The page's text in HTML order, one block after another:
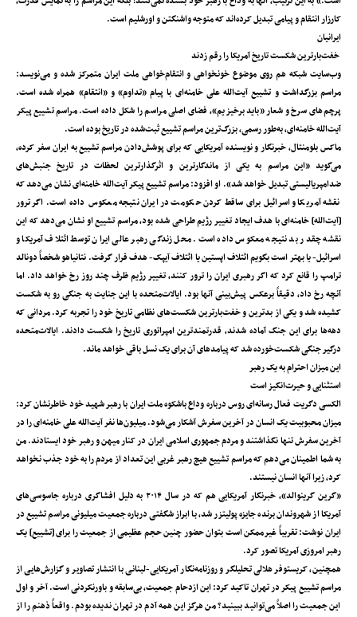
کارزار انتقام و پیامی تبدیل کرده‌اند که متوجه واشنگتن و اورشلیم است.
ایرانیان
خفت‌بارترین شکست‌ ‌تاریخ آمریکا را رقم زدند
وب‌سایت شبکه هم روی موضوع خونخواهی و انتقام‌خواهی ملت ایران متمرکز شده و می‌نویسد:
مراسم بزرگداشت و تشییع آیت‌الله علی خامنه‌ای با پیام «تداوم» و «انتقام» همراه شده است.
پرچم‌های سرخ و شعار «باید برخیزیم»، فضای اصلی مراسم را شکل داده است. مراسم تشییع پیکر
آیت‌الله خامنه‌ای، به‌طور رسمی، بزرگ‌ترین مراسم تشییع ثبت‌شده در تاریخ بوده است.
ماکس بلومنتال، خبرنگار و نویسنده آمریکایی که برای پوشش‌دادن مراسم تشییع به ایران سفر کرده،
می‌گوید «این مراسم به یکی از ماندگارترین و اثرگذارترین لحظات در تاریخ جنبش‌های
ضدامپریالیستی تبدیل خواهد شد». او افزود: مراسم تشییع پیکر آیت‌الله خامنه‌ای نشان می‌دهد که
نقشه آمریکا و اسرائیل برای ساقط کردن حکومت در ایران نتیجه معکوس داده است. اگر ترور
[آیت‌الله] خامنه‌ای با هدف ایجاد تغییر رژیم طراحی شده بود، مراسم تشییع او نشان می‌دهد که این
نقشه چقدر بد نتیجه معکوس داده است. محل زندگی رهبر عالی ایران توسط ائتلاف آمریکا و
اسرائیل- یا بهتر است بگویم ائتلاف اپستین یا ائتلاف آیپک- هدف قرار گرفت. نتانیاهو شخصاً دونالد
ترامپ را قانع کرد که اگر رهبری ایران را ترور کنند، تغییر رژیم ظرف چند روز رخ خواهد داد. اما
آنچه رخ داد، دقیقاً برعکس پیش‌بینی آنها بود. ایالات‌متحده با این جنایت به جنگی رو به شکست
کشیده شد و یکی از بدترین و خفت‌بارترین شکست‌های نظامی تاریخ خود را تجربه کرد. مردانی که
دهه‌ها برای این جنگ آماده شدند، قدرتمندترین امپراتوری تاریخ را شکست دادند. ایالات‌متحده
درگیر جنگی شکست‌خورده شد که پیامدهای آن برای یک نسل باقی خواهد ماند.
این میزان احترام به یک رهبر
استثنایی و حیرت‌انگیز است
الکسی دگریت فعال رسانه‌ای روس درباره وداع باشکوه ملت ایران با رهبر شهید خود خاطرنشان کرد:
میزان محبوبیت یک انسان در آخرین سفرش آشکار می‌شود. میلیون‌ها نفر آیت‌الله علی خامنه‌ای را در
آخرین سفرش تنها نگذاشتند و مردم جمهوری اسلامی ایران در کنار میهن و رهبر خود ایستادند. من
به شما اطمینان می‌دهم که مراسم تشییع هیچ رهبر غربی این تعداد از مردم را به خود جذب نخواهد
کرد، زیرا آنها انسان نیستند.
«گرین گرینوالد»، خبرنگار آمریکایی هم که در سال ۲۰۱۴ به دلیل افشاگری درباره جاسوسی‌های
آمریکا از شهروندان برنده جایزه پولیتزر شد، با ابراز شگفتی درباره جمعیت میلیونی مراسم تشییع در
ایران نوشت: تقریباً غیرممکن است بتوان حضور چنین حجم عظیمی از جمعیت را برای [تشییع] یک
رهبر امروزی آمریکا تصور کرد.
همچنین، کریستوفر هلالی تحلیلگر و روزنامه‌نگار آمریکایی-لبنانی با انتشار تصاویر و گزارش‌هایی از
مراسم تشییع پیکر در تهران تاکید کرد: این ازدحام جمعیت، بی‌سابقه و باورنکردنی است. آخر و اول
این جمعیت را اصلاً می‌توانید ببینید؟ من هرگز این همه آدم در تهران ندیده بودم. واقعاً ذهنم را از